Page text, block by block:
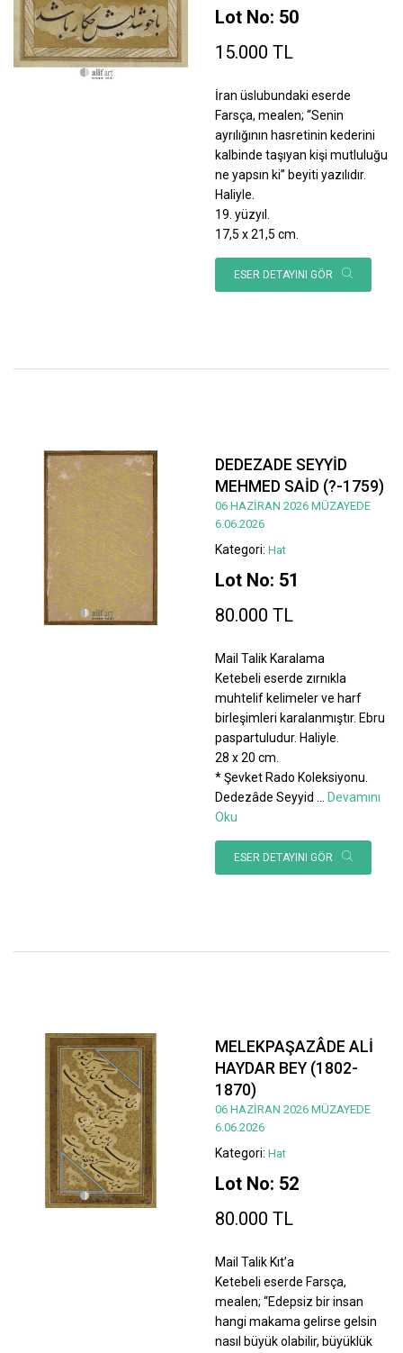
Lot No: 50
15.000 TL
İran üslubundaki eserde
Farsça, mealen; “Senin
ayrılığının hasretinin kederini
kalbinde taşıyan kişi mutluluğu
ne yapsın ki” beyiti yazılıdır.
Haliyle.
19. yüzyıl.
17,5 x 21,5 cm.
ESER DETAYINI GÖR
DEDEZADE SEYYİD
MEHMED SAİD (?-1759)
06 HAZİRAN 2026 MÜZAYEDE
6.06.2026
Kategori: Hat
Lot No: 51
80.000 TL
Mail Talik Karalama
Ketebeli eserde zırnıkla
muhtelif kelimeler ve harf
birleşimleri karalanmıştır. Ebru
paspartuludur. Haliyle.
28 x 20 cm.
* Şevket Rado Koleksiyonu.
Dedezâde Seyyid
Devamını
Oku
ESER DETAYINI GÖR
MELEKPAŞAZÂDE ALİ
HAYDAR BEY (1802-
1870)
06 HAZİRAN 2026 MÜZAYEDE
6.06.2026
Kategori: Hat
Lot No: 52
80.000 TL
Mail Talik Kıt’a
Ketebeli eserde Farsça,
mealen; “Edepsiz bir insan
hangi makama gelirse gelsin
nasıl büyük olabilir, büyüklük